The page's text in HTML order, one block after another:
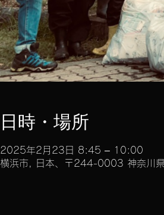
日時・場所
2025年2月23日 8:45 – 10:00
横浜市, 日本、〒244-0003 神奈川県